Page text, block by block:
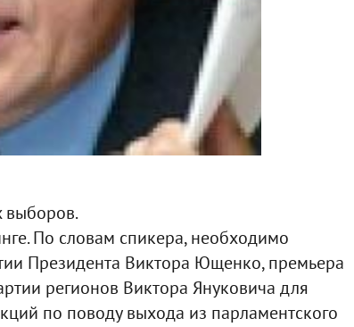
выборов.
По словам спикера, необходимо
Президента Виктора Ющенко, премьера
регионов Виктора Януковича для
по поводу выхода из парламентского